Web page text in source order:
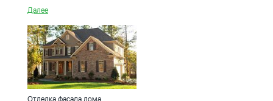
Далее
Отделка фасада дома